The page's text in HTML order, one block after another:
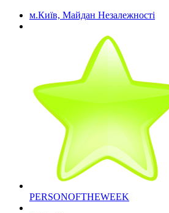
м.Київ, Майдан Незалежності
PERSONOFTHEWEEK